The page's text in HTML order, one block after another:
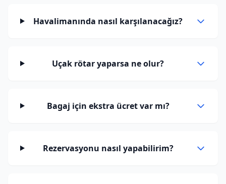
Havalimanında nasıl karşılanacağız?
Uçak rötar yaparsa ne olur?
Bagaj için ekstra ücret var mı?
Rezervasyonu nasıl yapabilirim?